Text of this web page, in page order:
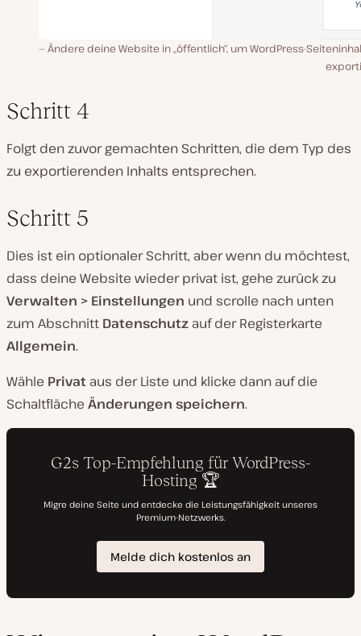
Ändere deine Website in „öffentlich“, um WordPress-
Schritt 4
Folgt den zuvor gemachten Schritten, die dem Typ des
zu exportierenden Inhalts entsprechen.
Schritt 5
Dies ist ein optionaler Schritt, aber wenn du möchtest,
dass deine Website wieder privat ist, gehe zurück zu
Verwalten > Einstellungen und scrolle nach unten
zum Abschnitt Datenschutz auf der Registerkarte
Allgemein.
Wähle Privat aus der Liste und klicke dann auf die
Schaltfläche Änderungen speichern.